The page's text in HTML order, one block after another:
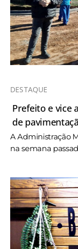
DESTAQUE
Prefeito e vice
de
A Administração
na semana